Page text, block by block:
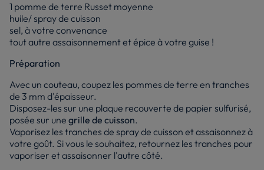
1 pomme de terre Russet moyenne
huile/ spray de cuisson
sel, à votre convenance
tout autre assaisonnement et épice à votre guise !
Préparation
Avec un couteau, coupez les pommes de terre en tranches
de 3 mm d'épaisseur.
Disposez-les sur une plaque recouverte de papier sulfurisé,
posée sur une grille de cuisson.
Vaporisez les tranches de spray de cuisson et assaisonnez à
votre goût. Si vous le souhaitez, retournez les tranches pour
vaporiser et assaisonner l'autre côté.